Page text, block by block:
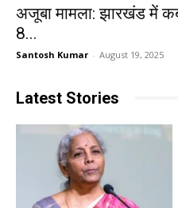
अजूबा मामला: झारखंड में
8...
Santosh Kumar - August 19, 2025
Latest Stories